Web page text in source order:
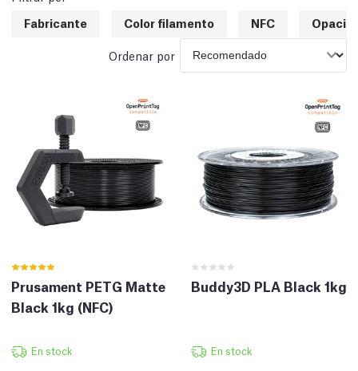
Fabricante
Color filamento NFC
Ordenar por
Prusament PETG Matte
Black 1kg (NFC)
En stock
Buddy3D PLA Black 1kg
En stock